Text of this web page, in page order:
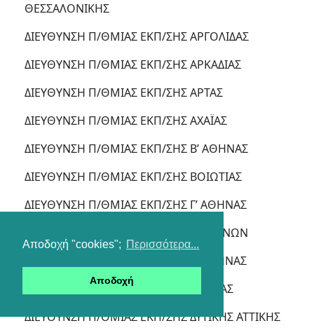
Αποδοχή "cookies"; Περισσότερα...
Αποδοχή
ΘΕΣΣΑΛΟΝΙΚΗΣ
ΔΙΕΥΘΥΝΣΗ Π/ΘΜΙΑΣ ΕΚΠ/ΣΗΣ ΑΡΓΟΛΙΔΑΣ
ΔΙΕΥΘΥΝΣΗ Π/ΘΜΙΑΣ ΕΚΠ/ΣΗΣ ΑΡΚΑΔΙΑΣ
ΔΙΕΥΘΥΝΣΗ Π/ΘΜΙΑΣ ΕΚΠ/ΣΗΣ ΑΡΤΑΣ
ΔΙΕΥΘΥΝΣΗ Π/ΘΜΙΑΣ ΕΚΠ/ΣΗΣ ΑΧΑΪΑΣ
ΔΙΕΥΘΥΝΣΗ Π/ΘΜΙΑΣ ΕΚΠ/ΣΗΣ Β’ ΑΘΗΝΑΣ
ΔΙΕΥΘΥΝΣΗ Π/ΘΜΙΑΣ ΕΚΠ/ΣΗΣ ΒΟΙΩΤΙΑΣ
ΔΙΕΥΘΥΝΣΗ Π/ΘΜΙΑΣ ΕΚΠ/ΣΗΣ Γ’ ΑΘΗΝΑΣ
ΔΙΕΥΘΥΝΣΗ Π/ΘΜΙΑΣ ΕΚΠ/ΣΗΣ ΓΡΕΒΕΝΩΝ
ΔΙΕΥΘΥΝΣΗ Π/ΘΜΙΑΣ ΕΚΠ/ΣΗΣ Δ’ ΑΘΗΝΑΣ
ΔΙΕΥΘΥΝΣΗ Π/ΘΜΙΑΣ ΕΚΠ/ΣΗΣ ΔΡΑΜΑΣ
ΔΙΕΥΘΥΝΣΗ Π/ΘΜΙΑΣ ΕΚΠ/ΣΗΣ ΔΥΤΙΚΗΣ ΑΤΤΙΚΗΣ